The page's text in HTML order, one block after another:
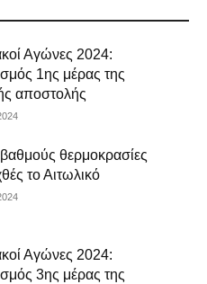
Αγώνες 2024:
1ης μέρας της
αποστολής
θερμοκρασίες
το Αιτωλικό
Αγώνες 2024:
3ης μέρας της